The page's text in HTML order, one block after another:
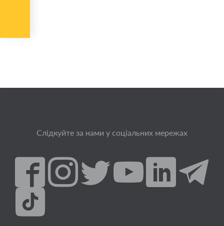
Слідкуйте за нами у соціальних мережах